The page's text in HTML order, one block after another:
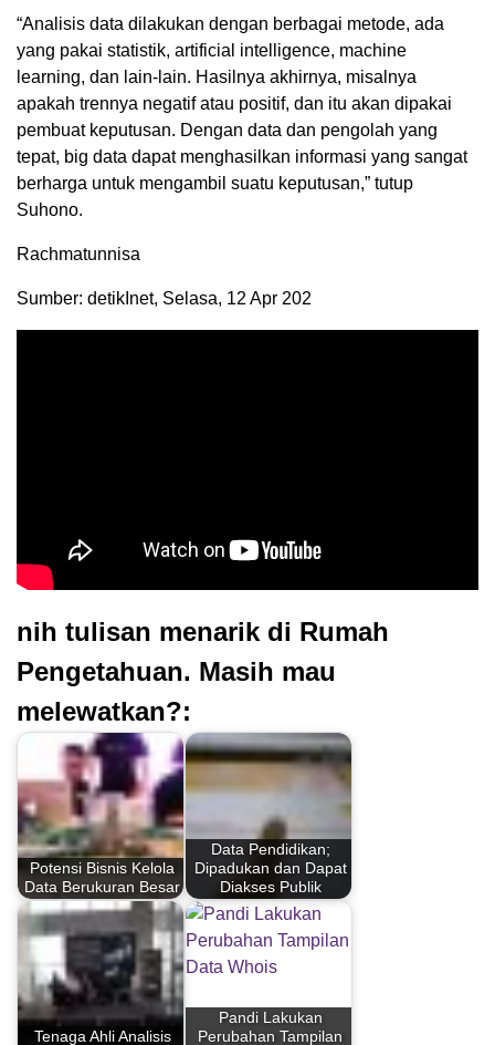
“Analisis data dilakukan dengan berbagai metode, ada
yang pakai statistik, artificial intelligence, machine
learning, dan lain-lain. Hasilnya akhirnya, misalnya
apakah trennya negatif atau positif, dan itu akan dipakai
pembuat keputusan. Dengan data dan pengolah yang
tepat, big data dapat menghasilkan informasi yang sangat
berharga untuk mengambil suatu keputusan,” tutup
Suhono.
Rachmatunnisa
Sumber: detikInet, Selasa, 12 Apr 202
nih tulisan menarik di Rumah
Pengetahuan. Masih mau
melewatkan?:
Potensi Bisnis Kelola
Data Berukuran Besar
Data Pendidikan;
Dipadukan dan Dapat
Diakses Publik
Tenaga Ahli Analisis
Pandi Lakukan
Perubahan Tampilan